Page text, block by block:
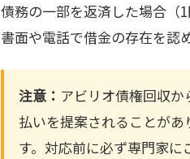
債務の一部を返済した場合（
書面や電話で借金の存在を認
注意： アビリオ債権回収
払いを提案されることが
す。対応前に必ず専門家に